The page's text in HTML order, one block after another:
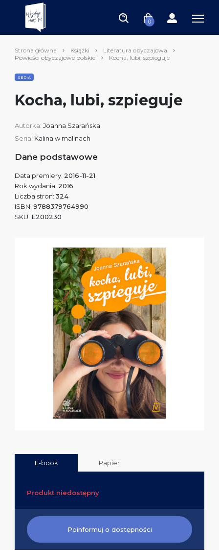
0
Strona główna Książki
Literatura obyczajowa
Powieści obyczajowe polskie
Kocha, lubi, szpieguje
SERIA
Kocha, lubi, szpieguje
Autorka: Joanna Szarańska
Seria: Kalina w malinach
Dane podstawowe
Data premiery: 2016-11-21
Rok wydania: 2016
Liczba stron: 324
ISBN: 9788379764990
SKU: E200230
E-book Papier
Produkt niedostępny
Poinformuj o dostępności